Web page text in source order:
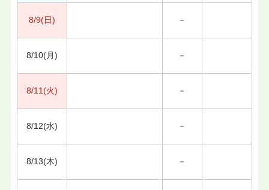
8/9(日) －
8/10(月) －
8/11(火) －
8/12(水) －
8/13(木) －